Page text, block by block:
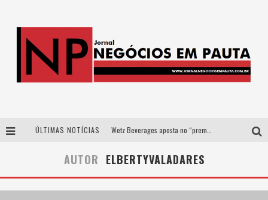
ÚLTIMAS NOTÍCIAS
Como a Cortex seduziu Google, AWS e McDonald’s com IA para o go-to-market
AUTOR ELBERTYVALADARES